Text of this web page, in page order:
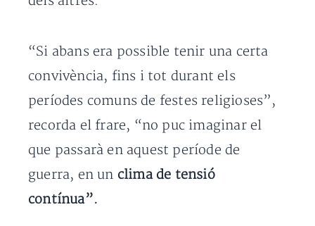
“Si abans era possible tenir una certa
convivència, fins i tot durant els
períodes comuns de festes religioses”,
recorda el frare, “no puc imaginar el
que passarà en aquest període de
guerra, en un clima de tensió
contínua”.